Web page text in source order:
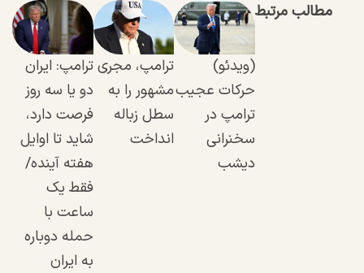
مطالب مرتبط
(ویدئو)
حرکات عجیب
ترامپ در
سخنرانی
دیشب
ترامپ، مجری
مشهور را به
سطل زباله
انداخت
ترامپ: ایران
دو یا سه روز
فرصت دارد،
شاید تا اوایل
هفته آینده/
فقط یک
ساعت با
حمله دوباره
به ایران